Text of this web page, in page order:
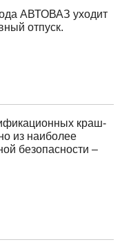
АВТОВАЗ уходит
отпуск.
краш-
из наиболее
безопасности –